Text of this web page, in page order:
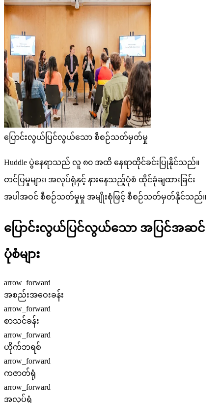
ပြောင်းလွယ်ပြင်လွယ်သော စီစဉ်သတ်မှတ်မှု
Huddle ပွဲနေရာသည် လူ ၈၀ အထိ နေရာထိုင်ခင်းပြုနိုင်သည်။
တင်ပြမှုများ၊ အလုပ်ရုံနှင့် နားနေသည့်ပုံစံ ထိုင်ခုံချထားခြင်း
အပါအဝင် စီစဉ်သတ်မှုမှု အမျိုးစုံဖြင့် စီစဉ်သတ်မှတ်နိုင်သည်။
ပြောင်းလွယ်ပြင်လွယ်သော အပြင်အဆင်
ပုံစံများ
arrow_forward
အစည်းအဝေးခန်း
arrow_forward
စာသင်ခန်း
arrow_forward
ဟိုက်ဘရစ်
arrow_forward
ကဇာတ်ရုံ
arrow_forward
အလုပ်ရုံ